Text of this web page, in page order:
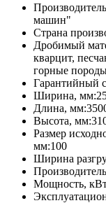
машин"
Страна
Дробимый
кварцит,
горные
Гарантийный
Ширина, мм:
Длина, мм:
Высота, мм:
Размер
мм:100
Ширина
Мощность,